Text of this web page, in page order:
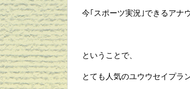
今｢スポーツ実況｣できるアナ
ということで、
とても人気のユウウセイプラ